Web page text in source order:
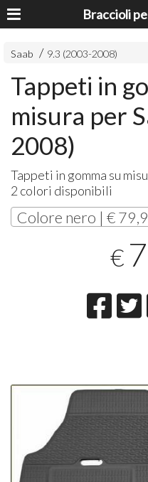
Saab 9.3 (2003-2008)
Tappeti in
misura per
2008)
Tappeti in gomma su
2 colori disponibili
Colore nero | €
€